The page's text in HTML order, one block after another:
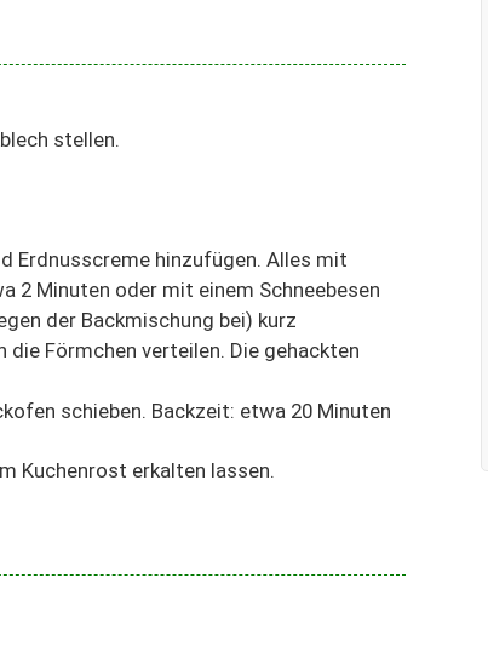
stellen.
Erdnusscreme hinzufügen. Alles mit
2 Minuten oder mit einem Schneebesen
der Backmischung bei) kurz
Förmchen verteilen. Die gehackten
schieben. Backzeit: etwa 20 Minuten
Kuchenrost erkalten lassen.